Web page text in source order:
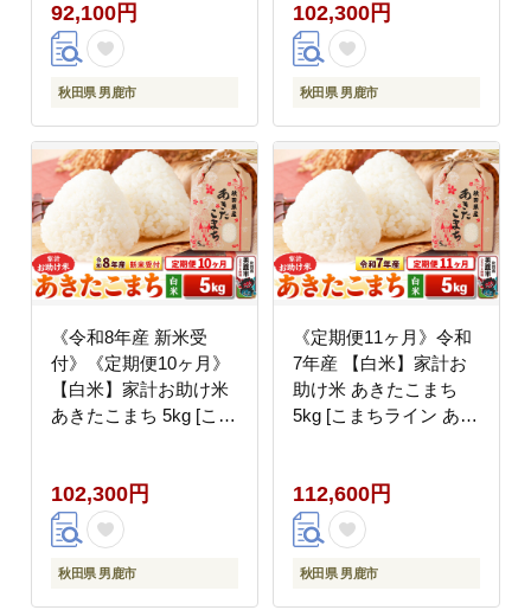
田 秋田県産]
92,100円
秋田県 男鹿市
秋田 秋田県産]
102,300円
秋田県 男鹿市
《令和8年産 新米受
付》《定期便10ヶ月》
【白米】家計お助け米
あきたこまち 5kg [こま
精米 米どころ 秋田 秋
田県産 新米 先行受付]
102,300円
秋田県 男鹿市
《定期便11ヶ月》令和
7年産 【白米】家計お
助け米 あきたこまち
5kg [こまちライン あき
秋田 秋田県産]
112,600円
秋田県 男鹿市